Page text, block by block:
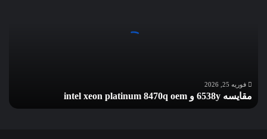
فوریه 25, 2026
مقایسه 6538y و intel xeon platinum 8470q oem